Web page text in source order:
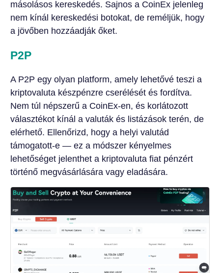
másolásos kereskedés. Sajnos a CoinEx jelenleg
nem kínál kereskedési botokat, de reméljük, hogy
a jövőben hozzáadják őket.
P2P
A P2P egy olyan platform, amely lehetővé teszi a
kriptovaluta készpénzre cserélését és fordítva.
Nem túl népszerű a CoinEx-en, és korlátozott
választékot kínál a valuták és listázások terén, de
elérhető. Ellenőrizd, hogy a helyi valutád
támogatott-e — ez a módszer kényelmes
lehetőséget jelenthet a kriptovaluta fiat pénzért
történő megvásárlására vagy eladására.